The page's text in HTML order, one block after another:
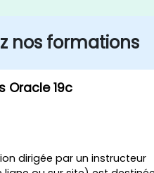
nos formations
Oracle 19c
dirigée par un instructeur